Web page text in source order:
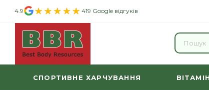
4.9 419 Google відгуків
СПОРТИВНЕ ХАРЧУВАННЯ